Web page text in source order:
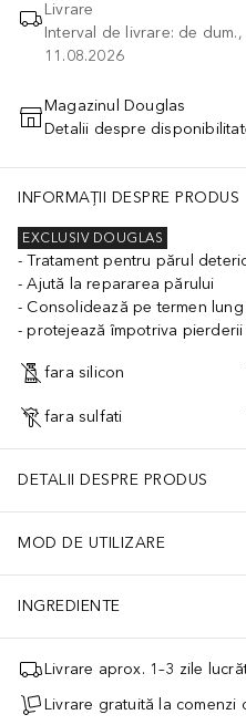
Livrare
Interval de livrare: de
11.08.2026
Magazinul Douglas
Detalii despre
INFORMAȚII DESPRE PRODUS
EXCLUSIV DOUGLAS
Tratament pentru părul
Ajută la repararea părului
Consolidează pe termen
protejează împotriva
fara silicon
fara sulfati
DETALII DESPRE PRODUS
MOD DE UTILIZARE
INGREDIENTE
Livrare aprox. 1–3 zile
Livrare gratuită la comenzi